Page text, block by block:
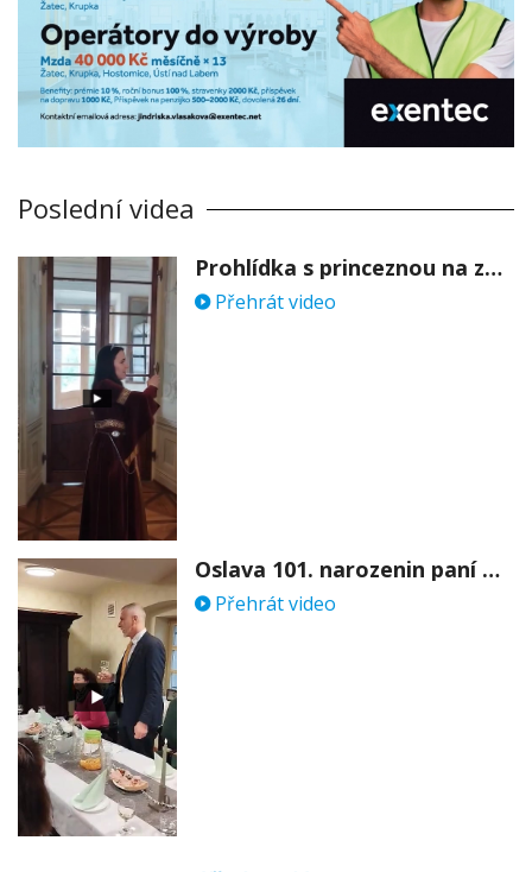
Poslední videa
Prohlídka s princeznou na zámku Stekník
Přehrát video
Oslava 101. narozenin paní Věry Skořepové
Přehrát video